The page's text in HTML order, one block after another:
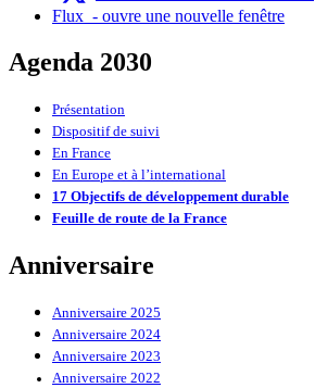
Flux - ouvre une nouvelle fenêtre
Agenda 2030
Présentation
Dispositif de suivi
En France
En Europe et à l’international
17 Objectifs de développement durable
Feuille de route de la France
Anniversaire
Anniversaire 2025
Anniversaire 2024
Anniversaire 2023
Anniversaire 2022